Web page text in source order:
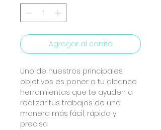
Agregar al carrito
Uno de nuestros principales
objetivos es poner a tu alcance
herramientas que te ayuden a
realizar tus trabajos de una
manera más fácil, rápida y
precisa.